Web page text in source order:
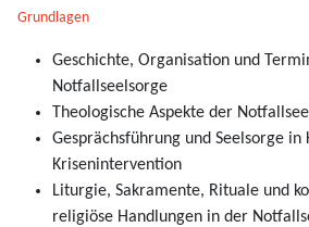
Grundlagen
Geschichte, Organisation und
Notfallseelsorge
Theologische Aspekte der
Gesprächsführung und Seelsorge in
Krisenintervention
Liturgie, Sakramente, Rituale und
religiöse Handlungen in der